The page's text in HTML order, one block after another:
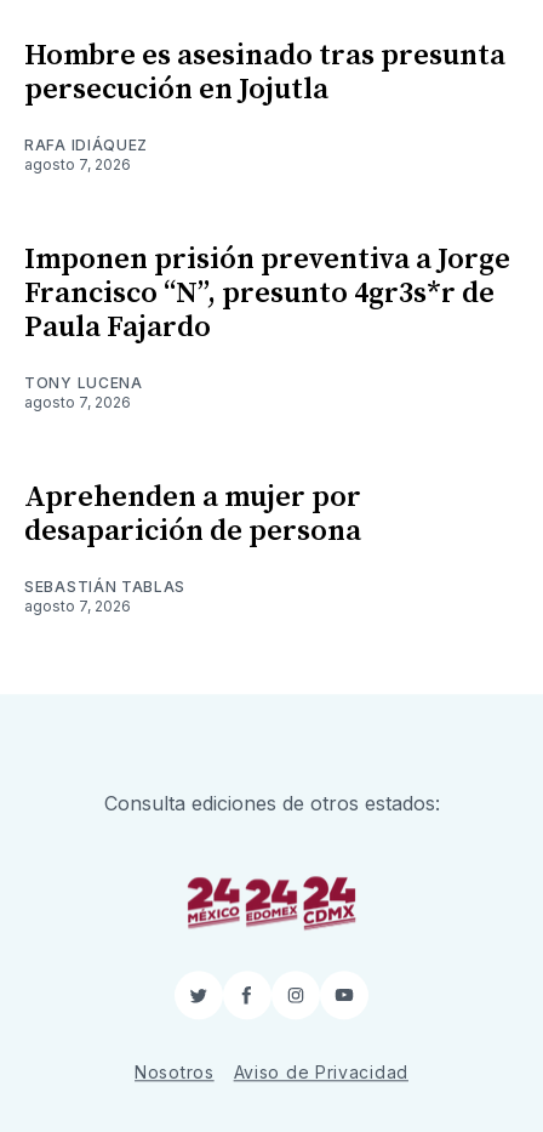
Hombre es asesinado tras presunta
persecución en Jojutla
RAFA IDIÁQUEZ
agosto 7, 2026
Imponen prisión preventiva a Jorge
Francisco “N”, presunto 4gr3s*r de
Paula Fajardo
TONY LUCENA
agosto 7, 2026
Aprehenden a mujer por
desaparición de persona
SEBASTIÁN TABLAS
agosto 7, 2026
Consulta ediciones de otros estados:
TwitterFacebook
InstagramYouTube
Nosotros Aviso de Privacidad